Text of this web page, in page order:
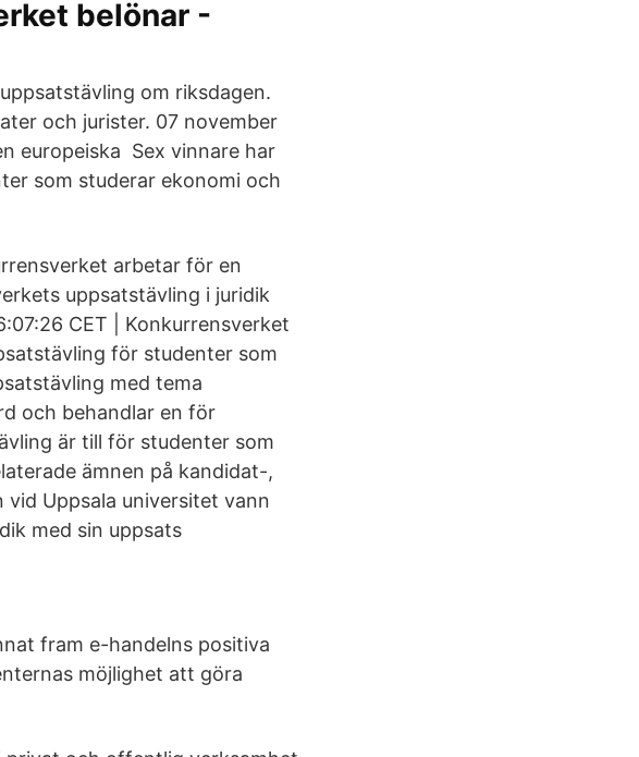
belönar -
om riksdagen.
och jurister. 07 november
europeiska Sex vinnare har
som studerar ekonomi och
arbetar för en
uppsatstävling i juridik
CET | Konkurrensverket
för studenter som
med tema
och behandlar en för
är till för studenter som
ämnen på kandidat-,
Uppsala universitet vann
med sin uppsats
fram e-handelns positiva
möjlighet att göra